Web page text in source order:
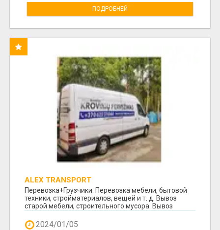
ПОДРОБНЕЙ
ALEX TRANSPORT
Перевозка+Грузчики. Перевозка мебели, бытовой
техники, стройматериалов, вещей и т. д. Вывоз
старой мебели, строительного мусора. Вывоз
2024/01/05